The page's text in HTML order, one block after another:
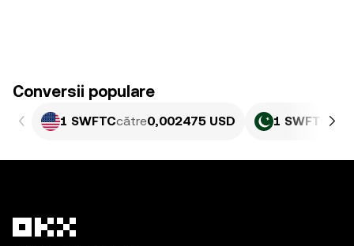
Conversii populare
1 SWFTCcătre0,002475 USD 1 SWFTC